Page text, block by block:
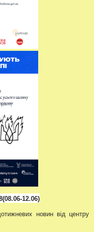
(08.06-12.06)
новин від центру